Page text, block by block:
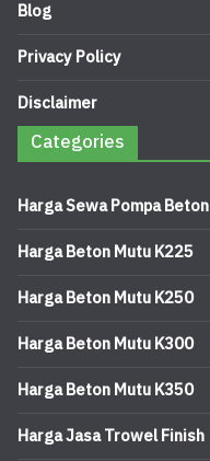
Blog
Privacy Policy
Disclaimer
Categories
Harga Sewa Pompa Beton
Harga Beton Mutu K225
Harga Beton Mutu K250
Harga Beton Mutu K300
Harga Beton Mutu K350
Harga Jasa Trowel Finish